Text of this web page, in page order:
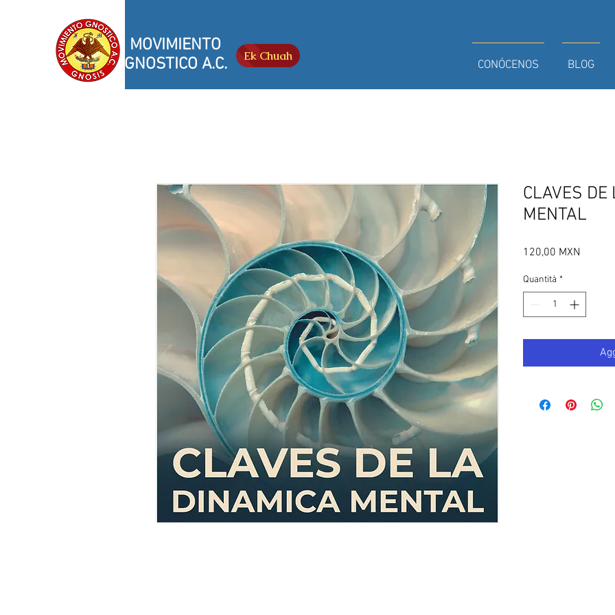
MOVIMIENTO
GNOSTICO A.C.
Ek Chuah
CONÓCENOS BLOG
CLAVES
MENTAL
120,00 MXN
Quantità *